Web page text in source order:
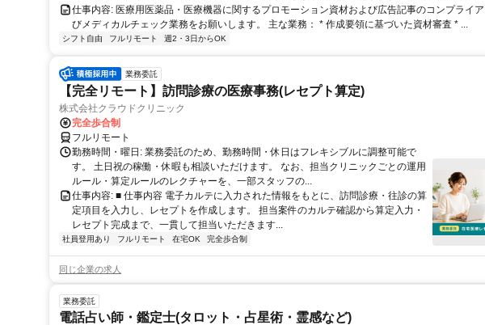
仕事内容: 医療用医薬品・医療機器に関するプロモーション資材および広告記事のコンプライ
びメディカルチェック業務をお願いします。 主な業務： * 作成要領に基づいた資材審査 * ...
シフト自由 フルリモート 週2・3日からOK
業務委託
【完全リモート】訪問診療の医療事務(レセプト算定)
株式会社クラウドクリニック
完全歩合制
フルリモート
勤務時間・曜日: 業務委託のため、勤務時間・休日はフレキシブルに調整可能で
す。 土日祝の稼働・休暇も相談いただけます。 なお、担当クリニックごとの運用
ルール・算定ルールのレクチャーを、一部スタッフの...
仕事内容: ■ 仕事内容 電子カルテに入力された情報をもとに、訪問診療・往診の算
定項目を入力し、レセプトを作成します。 担当案件のカルテ確認から算定入力・
レセプト完成まで、一貫して担当いただきます...
社員登用あり フルリモート 在宅OK 完全歩合制
同じ企業の求人
業務委託
電話占い師・鑑定士(タロット・占星術・霊感など)